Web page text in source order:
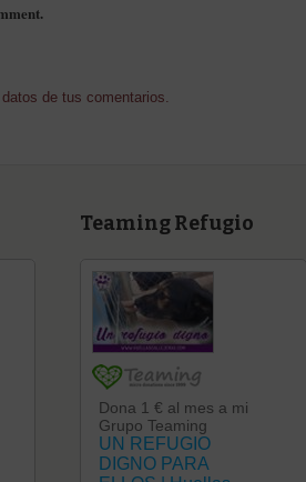
de tus comentarios.
Teaming Refugio